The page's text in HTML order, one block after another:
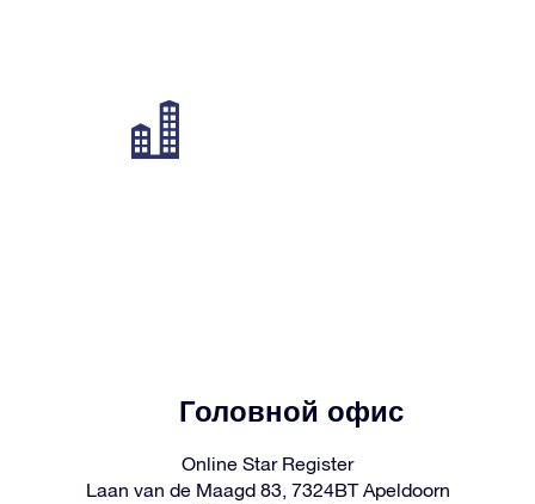
Головной офис
Online Star Register
Laan van de Maagd 83, 7324BT Apeldoorn